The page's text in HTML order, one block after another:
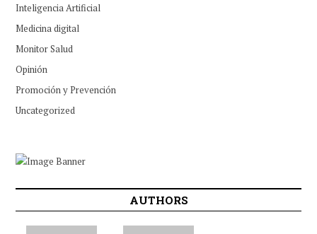
Inteligencia Artificial
Medicina digital
Monitor Salud
Opinión
Promoción y Prevención
Uncategorized
AUTHORS